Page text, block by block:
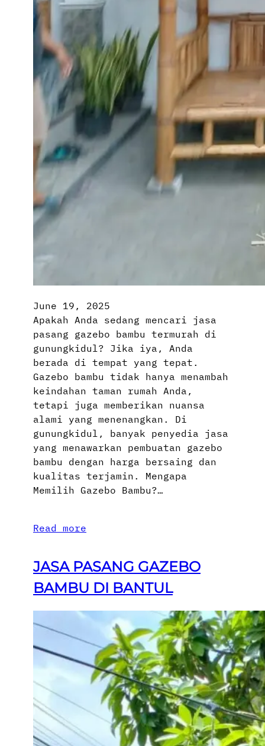
June 19, 2025
Apakah Anda sedang mencari jasa
pasang gazebo bambu termurah di
gunungkidul? Jika iya, Anda
berada di tempat yang tepat.
Gazebo bambu tidak hanya menambah
keindahan taman rumah Anda,
tetapi juga memberikan nuansa
alami yang menenangkan. Di
gunungkidul, banyak penyedia jasa
yang menawarkan pembuatan gazebo
bambu dengan harga bersaing dan
kualitas terjamin. Mengapa
Memilih Gazebo Bambu?…
Read more
JASA PASANG GAZEBO
BAMBU DI BANTUL